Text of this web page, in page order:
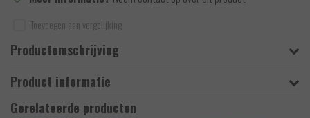
Toevoegen aan vergelijking
Productomschrijving
Product informatie
Gerelateerde producten